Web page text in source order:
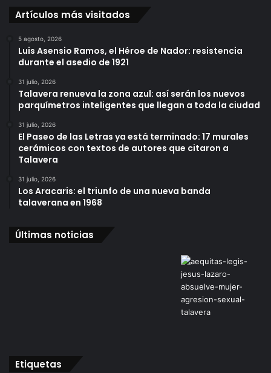
Artículos más visitados
5 agosto, 2026
Luis Asensio Ramos, el Héroe de Nador: resistencia
durante el asedio de 1921
31 julio, 2026
Talavera renueva la zona azul: así serán los nuevos
parquímetros inteligentes que llegan a toda la ciudad
31 julio, 2026
El Paseo de las Letras ya está terminado: 17 murales
cerámicos con textos de autores que citaron a
Talavera
31 julio, 2026
Los Aracaris: el triunfo de una nueva banda
talaverana en 1968
Últimas noticias
Etiquetas